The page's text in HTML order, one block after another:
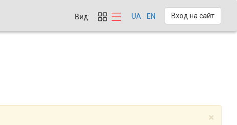
Вид: UA EN Вход на сайт
×